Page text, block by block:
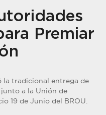
Premiar
la tradicional entrega de
a la Unión de
19 de Junio del BROU.